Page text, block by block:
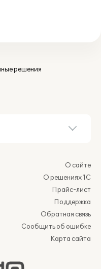
решения
О сайте
О решениях 1С
Прайс-лист
Поддержка
Обратная связь
Сообщить об ошибке
Карта сайта